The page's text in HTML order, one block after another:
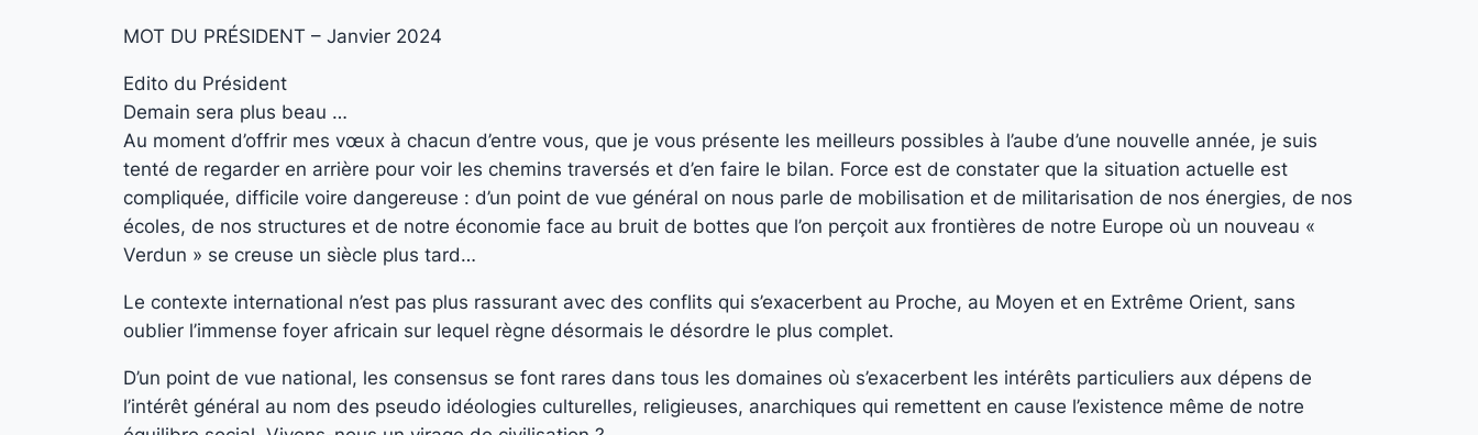
MOT DU PRÉSIDENT – Janvier 2024
Edito du Président
Demain sera plus beau …
Au moment d’offrir mes vœux à chacun d’entre vous, que je vous présente les meilleurs possibles à l’aube d’une nouvelle année, je suis
tenté de regarder en arrière pour voir les chemins traversés et d’en faire le bilan. Force est de constater que la situation actuelle est
compliquée, difficile voire dangereuse : d’un point de vue général on nous parle de mobilisation et de militarisation de nos énergies, de nos
écoles, de nos structures et de notre économie face au bruit de bottes que l’on perçoit aux frontières de notre Europe où un nouveau «
Verdun » se creuse un siècle plus tard…
Le contexte international n’est pas plus rassurant avec des conflits qui s’exacerbent au Proche, au Moyen et en Extrême Orient, sans
oublier l’immense foyer africain sur lequel règne désormais le désordre le plus complet.
D’un point de vue national, les consensus se font rares dans tous les domaines où s’exacerbent les intérêts particuliers aux dépens de
l’intérêt général au nom des pseudo idéologies culturelles, religieuses, anarchiques qui remettent en cause l’existence même de notre